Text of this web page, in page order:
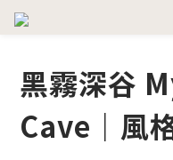
黑霧深谷
Cave｜風